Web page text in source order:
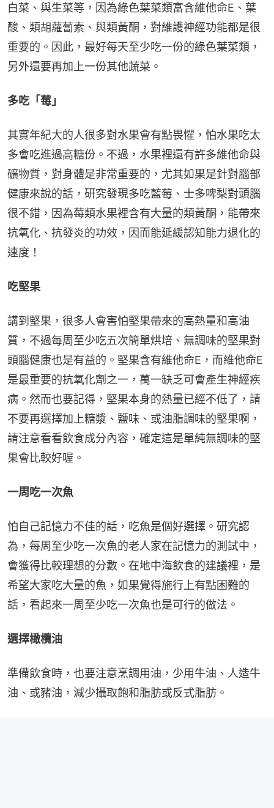
白菜、與生菜等，因為綠色葉菜類富含維他命E、葉
酸、類胡蘿蔔素、與類黃酮，對維護神經功能都是很
重要的。因此，最好每天至少吃一份的綠色葉菜類，
另外還要再加上一份其他蔬菜。
多吃「莓」
其實年紀大的人很多對水果會有點畏懼，怕水果吃太
多會吃進過高糖份。不過，水果裡還有許多維他命與
礦物質，對身體是非常重要的，尤其如果是針對腦部
健康來說的話，研究發現多吃藍莓、士多啤梨對頭腦
很不錯，因為莓類水果裡含有大量的類黃酮，能帶來
抗氧化、抗發炎的功效，因而能延緩認知能力退化的
速度！
吃堅果
講到堅果，很多人會害怕堅果帶來的高熱量和高油
質，不過每周至少吃五次簡單烘培、無調味的堅果對
頭腦健康也是有益的。堅果含有維他命E，而維他命E
是最重要的抗氧化劑之一，萬一缺乏可會產生神經疾
病。然而也要記得，堅果本身的熱量已經不低了，請
不要再選擇加上糖漿、鹽味、或油脂調味的堅果啊，
請注意看看飲食成分內容，確定這是單純無調味的堅
果會比較好喔。
一周吃一次魚
怕自己記憶力不佳的話，吃魚是個好選擇。研究認
為，每周至少吃一次魚的老人家在記憶力的測試中，
會獲得比較理想的分數。在地中海飲食的建議裡，是
希望大家吃大量的魚，如果覺得施行上有點困難的
話，看起來一周至少吃一次魚也是可行的做法。
選擇橄欖油
準備飲食時，也要注意烹調用油，少用牛油、人造牛
油、或豬油，減少攝取飽和脂肪或反式脂肪。